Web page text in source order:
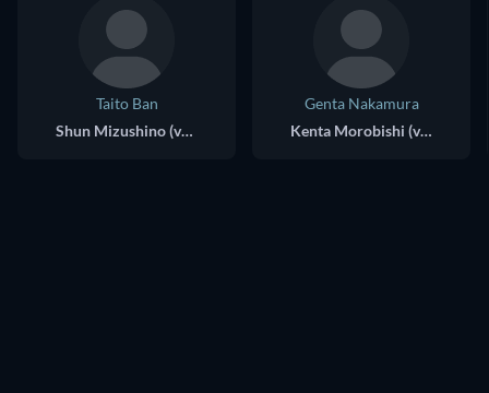
Taito Ban
Shun Mizushino (voice)
Genta Nakamura
Kenta Morobishi (voice)